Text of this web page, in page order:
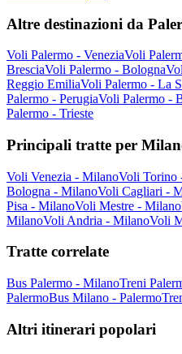
Altre destinazioni da
Voli Palermo - VeneziaVoli
BresciaVoli Palermo - Bologna
Reggio EmiliaVoli Palermo - La
Palermo - PerugiaVoli Palermo -
Palermo - Trieste
Principali tratte per
Voli Venezia - MilanoVoli Torino
Bologna - MilanoVoli Cagliari -
Pisa - MilanoVoli Mestre - Milano
MilanoVoli Andria - MilanoVoli
Tratte correlate
Bus Palermo - MilanoTreni
PalermoBus Milano - Palermo
Altri itinerari popolari